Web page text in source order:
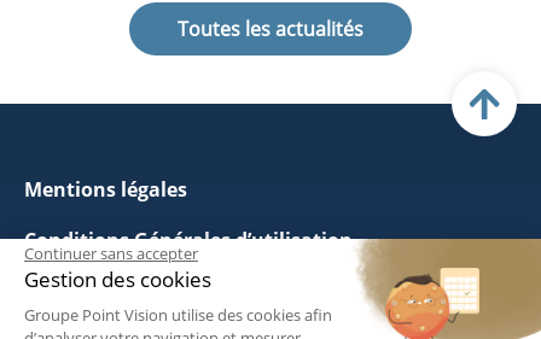
Toutes les actualités
Mentions légales
Conditions Générales d’utilisation
Politique de Gestion des Cookies
Continuer sans accepter
Gestion des cookies
Groupe Point Vision utilise des cookies afin